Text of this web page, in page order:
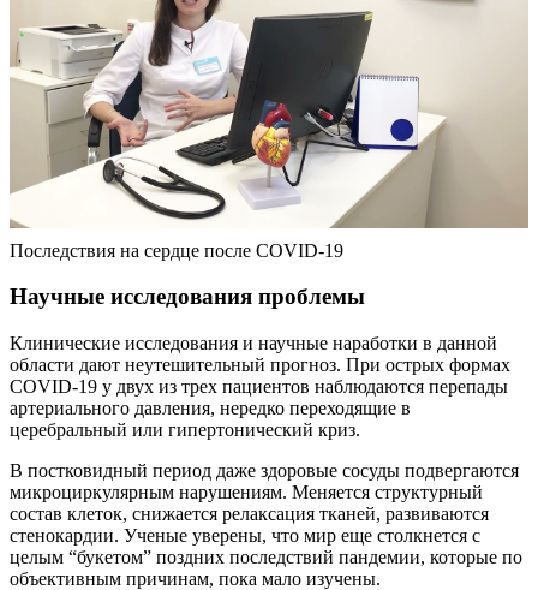
Последствия на сердце после COVID-19
Научные исследования проблемы
Клинические исследования и научные наработки в данной
области дают неутешительный прогноз. При острых формах
COVID-19 у двух из трех пациентов наблюдаются перепады
артериального давления, нередко переходящие в
церебральный или гипертонический криз.
В постковидный период даже здоровые сосуды подвергаются
микроциркулярным нарушениям. Меняется структурный
состав клеток, снижается релаксация тканей, развиваются
стенокардии. Ученые уверены, что мир еще столкнется с
целым “букетом” поздних последствий пандемии, которые по
объективным причинам, пока мало изучены.